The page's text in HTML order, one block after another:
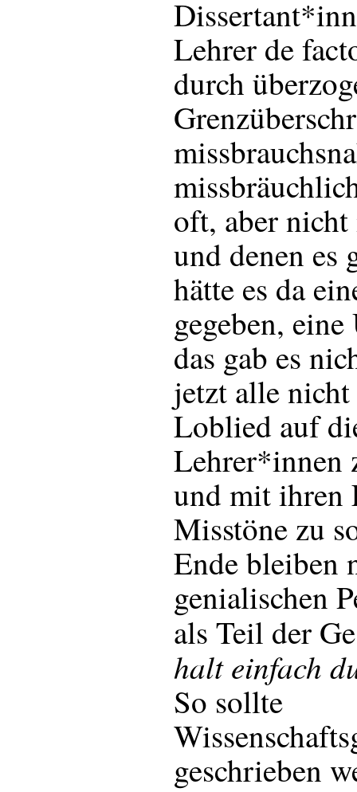
Lehrer de
durch
oft, aber
und denen es
hätte es da
gegeben,
das gab es
jetzt alle nicht
Loblied auf
Lehrer*innen
und mit ihren
Misstöne zu
Ende bleiben
genialischen
als Teil der
halt einfach
So sollte
geschrieben